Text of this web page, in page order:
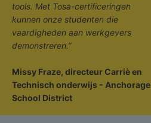
tools. Met Tosa-certificeringen
kunnen onze studenten die
vaardigheden aan werkgevers
demonstreren.”
Missy Fraze, directeur Carriè en
Technisch onderwijs - Anchorage
School District